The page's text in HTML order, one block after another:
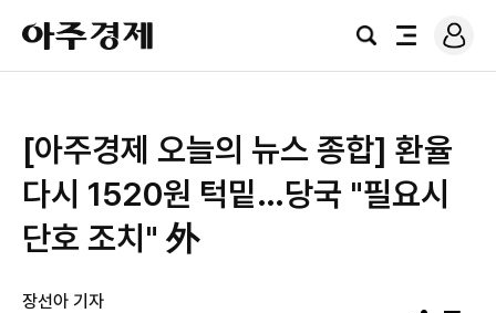
아
주
경
검
전
로
그
[아주경제 오늘의 뉴스 종합] 환율
다시 1520원 턱밑…당국 "필요시
단호 조치" 外
장선아 기자